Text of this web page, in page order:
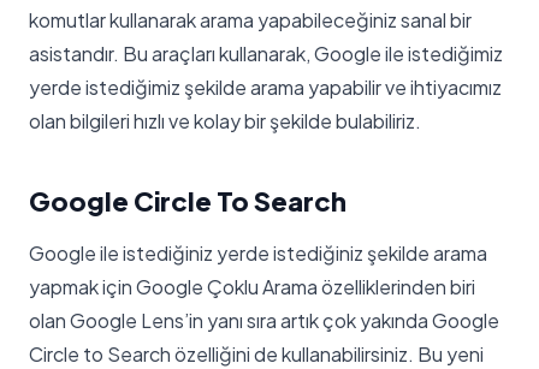
komutlar kullanarak arama yapabileceğiniz sanal bir
asistandır. Bu araçları kullanarak, Google ile istediğimiz
yerde istediğimiz şekilde arama yapabilir ve ihtiyacımız
olan bilgileri hızlı ve kolay bir şekilde bulabiliriz.
Google Circle To Search
Google ile istediğiniz yerde istediğiniz şekilde arama
yapmak için Google Çoklu Arama özelliklerinden biri
olan Google Lens’in yanı sıra artık çok yakında Google
Circle to Search özelliğini de kullanabilirsiniz. Bu yeni